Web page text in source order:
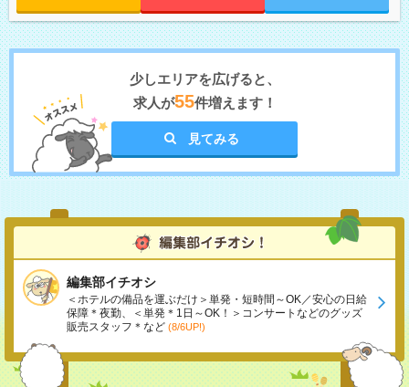
少しエリアを広げると、
求人が55件増えます！
見てみる
編集部イチオシ
＜ホテルの備品を運ぶだけ＞単発・短時間～OK／安心の日給
保障＊夜勤、＜単発＊1日～OK！＞コンサートなどのグッズ
販売スタッフ＊など (8/6UP!)